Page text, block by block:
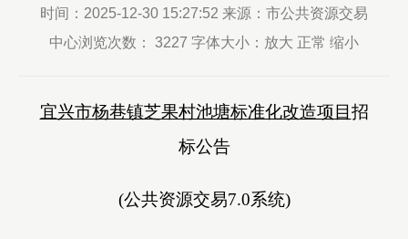
时间：2025-12-30 15:27:52 来源：市公共资源交易
中心浏览次数： 3227 字体大小：放大 正常 缩小
宜兴市杨巷镇芝果村池塘标准化改造项目 招
标公告
(公共资源交易7.0系统)